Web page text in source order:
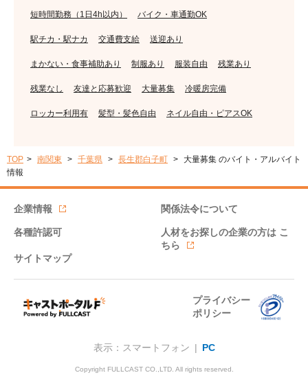
短時間勤務（1日4h以内） バイク・車通勤OK
駅チカ・駅ナカ 交通費支給 送迎あり
まかない・食事補助あり 制服あり 服装自由 残業あり
残業なし 友達と応募歓迎 大量募集 冷暖房完備
ロッカー利用有 髪型・髪色自由 ネイル自由・ピアスOK
TOP 南関東 千葉県 長生郡白子町
大量募集 のバイト・アルバイト
情報
企業情報 関係法令について
各種許認可 人材をお探しの企業の方は こ
ちら
サイトマップ
プライバシー
ポリシー
表示：スマートフォン | PC
Copyright FULLCAST CO.,LTD. All rights reserved.